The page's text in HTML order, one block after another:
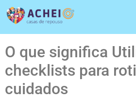
O que significa
checklists para
cuidados